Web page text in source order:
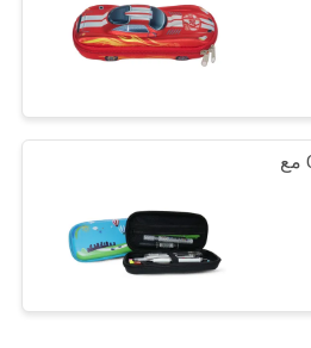
مقلمة بانتون Color EVA مع